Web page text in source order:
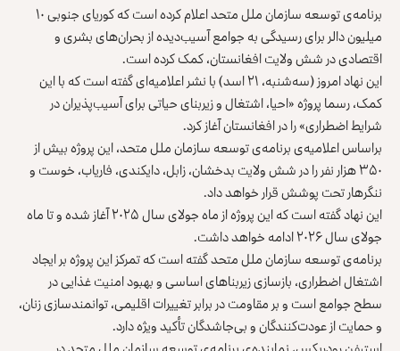
برنامه‌ی توسعه سازمان ملل متحد اعلام کرده است که کوریای جنوبی ۱۰
میلیون دالر برای رسیدگی به جوامع آسیب‌دیده از بحران‌های بشری و
اقتصادی در شش ولایت افغانستان، کمک کرده است.
این نهاد امروز (سه‌شنبه، ۲۱ اسد) با نشر اعلامیه‌‌ای گفته است که با این
کمک، رسما پروژه «احیا، اشتغال و زیربنای حیاتی برای آسیب‌پذیران در
شرایط اضطراری» را در افغانستان آغاز کرد.
براساس اعلامیه‌ی برنامه‌ی توسعه سازمان ملل متحد، این پروژه بیش از
۳۵۰ هزار نفر را در شش ولایت بدخشان، زابل، دایکندی، فاریاب، خوست و
ننگرهار تحت پوشش قرار خواهد داد.
این نهاد گفته است که این پروژه از ماه جولای سال ۲۰۲۵ آغاز شده و تا ماه
جولای سال ۲۰۲۶ ادامه خواهد داشت.
برنامه‌ی توسعه سازمان ملل متحد گفته است که تمرکز این پروژه بر ایجاد
اشتغال اضطراری، بازسازی زیربناهای اساسی و بهبود امنیت غذایی در
سطح جوامع است و بر مقاومت در برابر تغییرات اقلیمی، توانمندسازی زنان،
و حمایت از عودت‌کنندگان و بی‌جاشدگان تأکید ویژه دارد.